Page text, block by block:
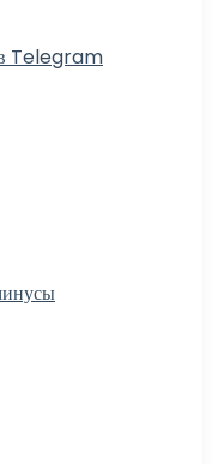
в Telegram